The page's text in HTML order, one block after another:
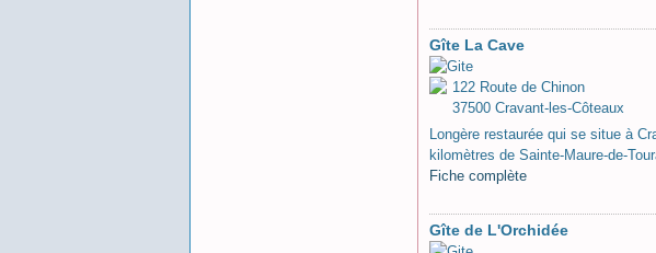
Gîte La Cave
122 Route de Chinon
37500 Cravant-les-Côteaux
Longère restaurée qui se situe à
kilomètres de Sainte-Maure-de-
Fiche complète
Gîte de L'Orchidée